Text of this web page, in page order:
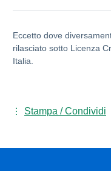
Eccetto dove
rilasciato sotto Licenza
Italia.
Stampa / Condividi